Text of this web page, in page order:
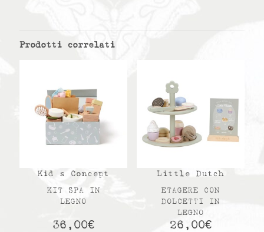
Prodotti correlati
Kid s Concept
KIT SPA IN
LEGNO
36,00€
Little Dutch
ETAGERE CON
DOLCETTI IN
LEGNO
26,00€